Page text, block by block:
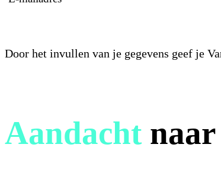
Door het invullen van je gegevens geef je
Aandacht